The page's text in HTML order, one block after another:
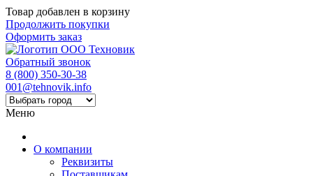
Товар добавлен в корзину
Продолжить покупки
Оформить заказ
Обратный звонок
8 (800) 350-30-38
001@tehnovik.info
Меню
О компании
Реквизиты